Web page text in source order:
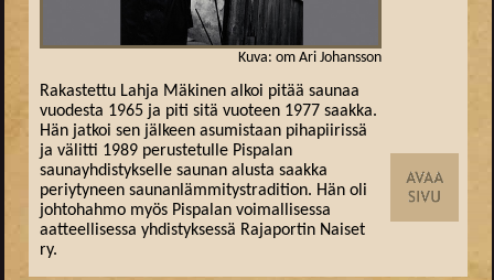
Kuva: om Ari Johansson
Rakastettu Lahja Mäkinen alkoi pitää saunaa
vuodesta 1965 ja piti sitä vuoteen 1977 saakka.
Hän jatkoi sen jälkeen asumistaan pihapiirissä
ja välitti 1989 perustetulle Pispalan
saunayhdistykselle saunan alusta saakka
periytyneen saunanlämmitystradition. Hän oli
johtohahmo myös Pispalan voimallisessa
aatteellisessa yhdistyksessä Rajaportin Naiset
ry.